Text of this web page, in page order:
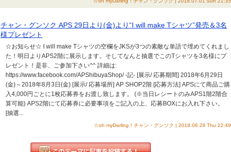
チャン・グンソク APS 29日より(金)より“I will make Tシャツ”発売＆3名
様プレゼント
☆お知らせ☆ I will make Tシャツの空欄をJKSが3つの素敵な単語で埋めてくれまし
た！明日よりAPS2階に展示します。そしてなんと抽選でこのTシャツを3名様にプ
レゼント！是非、ご参加下さい^^ 詳細は:
https://www.facebook.com/APShibuyaShop/ ‐記‐ [展示/ 応募期間] 2018年6月29日
(金)～2018年8月3日(金) [展示/ 応募場所] AP SHOP2階 [応募方法] APSにて商品ご購
入4,000円ごとに1枚応募券をお渡し致します。 (※当日レシートのみAPS1階2階合
算可能) APS2階にて応募券に必要事項をご記入の上、応募BOXにお入れ下さい。
[抽選...
☆oh myDarling！チャン・グンソク | 2018.06.28 Thu 22:49